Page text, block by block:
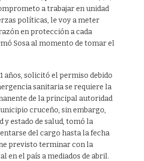
a trabajar en unidad
políticas, le voy a meter
en protección a cada
Sosa al momento de tomar el
años, solicitó el permiso debido
sanitaria se requiere la
de la principal autoridad
cruceño, sin embargo,
y estado de salud, tomó la
del cargo hasta la fecha
previsto terminar con la
en el país a mediados de abril.